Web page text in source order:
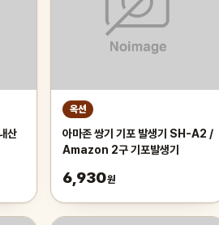
산
옥션
아마존 쌍기 기포 발생기 SH-A2 /
Amazon 2구 기포발생기
6,930원